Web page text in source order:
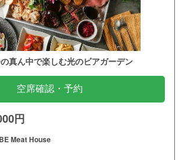
真ん中で楽しむ光のビアガーデン
空席確認・予約
円
Meat House